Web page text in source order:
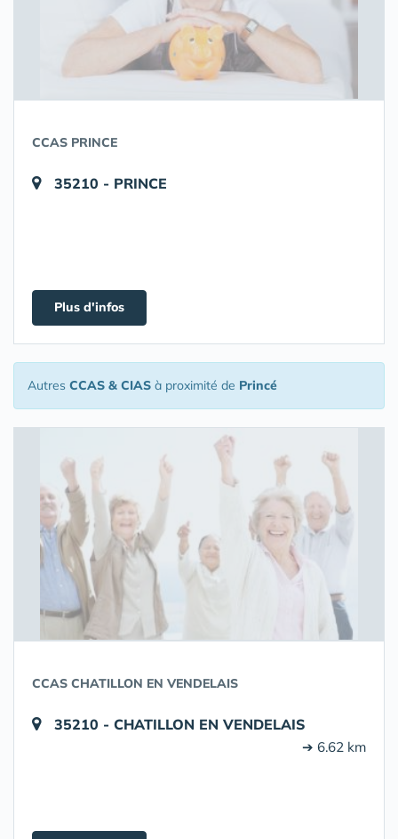
CCAS PRINCE
35210 - PRINCE
Plus d'infos
Autres CCAS & CIAS à proximité de Princé
CCAS CHATILLON EN VENDELAIS
35210 - CHATILLON EN VENDELAIS
➔ 6.62 km